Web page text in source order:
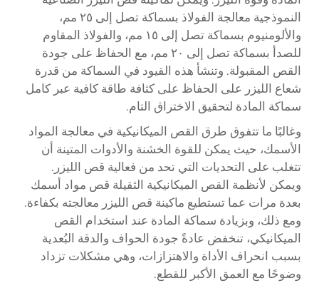
النموذجية معالجة الفولاذ بسماكة تصل إلى ٢٥ مم،
والألومنيوم بسماكة تصل إلى ١٥ مم، والفولاذ المقاوم
للصدأ بسماكة تصل إلى ٢٠ مم، مع الحفاظ على جودة
القص المقبولة. وتنشأ هذه القيود في السماكة من قدرة
شعاع الليزر على الحفاظ على كثافة طاقة كافية عبر كامل
سماكة المادة لتحقيق الاختراق التام.
وغالبًا ما تتفوق طرق القص الميكانيكية في معالجة المواد
الأسمك، حيث يمكن للقوة الخشنة والأدوات المتينة أن
تتغلب على التحديات التي تحد من فعالية قص الليزر.
ويمكن لأنظمة القص الميكانيكية الثقيلة قص مواد أسمك
بعدة مرات عما تستطيع ماكينة قص الليزر معالجته بكفاءة.
ومع ذلك، وبزيادة سماكة المادة عند استخدام القص
الميكانيكي، تنخفض عادةً جودة الحواف والدقة البُعدية
بسبب انحراف الأداة والاهتزازات، وهي مشكلات تزداد
وضوحًا مع العمق الأكبر للقطع.